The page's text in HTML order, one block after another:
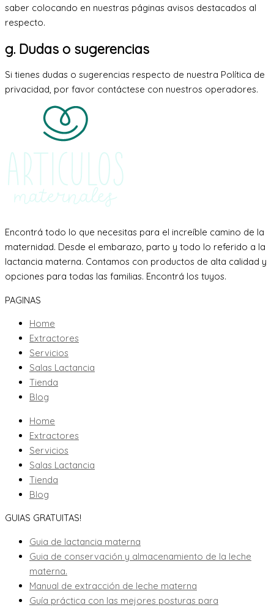
saber colocando en nuestras páginas avisos destacados al
respecto.
g. Dudas o sugerencias
Si tienes dudas o sugerencias respecto de nuestra Política de
privacidad, por favor contáctese con nuestros operadores.
Encontrá todo lo que necesitas para el increíble camino de la
maternidad. Desde el embarazo, parto y todo lo referido a la
lactancia materna. Contamos con productos de alta calidad y
opciones para todas las familias. Encontrá los tuyos.
PAGINAS
Home
Extractores
Servicios
Salas Lactancia
Tienda
Blog
Home
Extractores
Servicios
Salas Lactancia
Tienda
Blog
GUIAS GRATUITAS!
Guia de lactancia materna
Guia de conservación y almacenamiento de la leche
materna.
Manual de extracción de leche materna
Guía práctica con las mejores posturas para